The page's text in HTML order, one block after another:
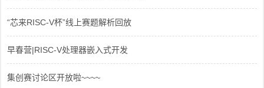
“芯来RISC-V杯”线上赛题解析回放
早春营|RISC-V处理器嵌入式开发
集创赛讨论区开放啦~~~~